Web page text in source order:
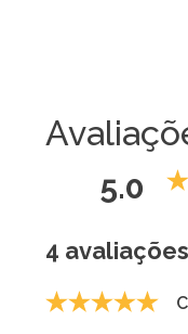
5.0
4 avaliações